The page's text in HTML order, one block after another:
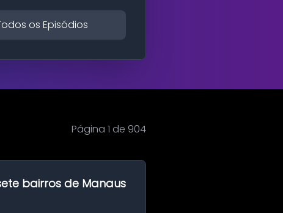
os Episódios
Página 1 de 904
bairros de Manaus